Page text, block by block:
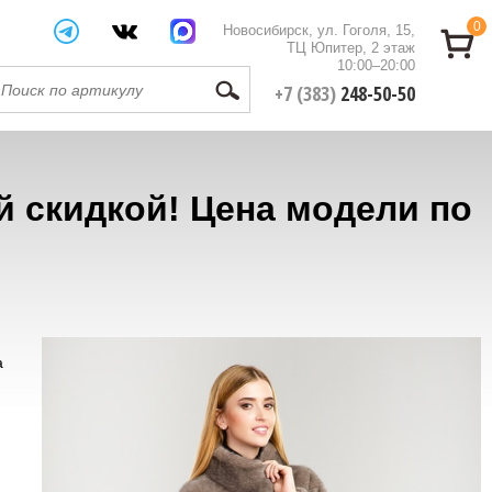
Новосибирск, ул. Гоголя, 15,
ТЦ Юпитер, 2 этаж
10:00–20:00
+7 (383) 248-50-50
0
скидкой! Цена модели по